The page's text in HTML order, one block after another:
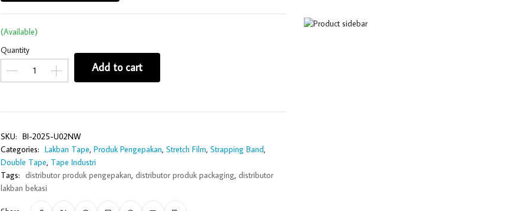
(Available)
Quantity
Add to cart
SKU: BI-2025-U02NW
Categories: Lakban Tape, Produk Pengepakan, Stretch Film, Strapping Band,
Double Tape, Tape Industri
Tags: distributor produk pengepakan, distributor produk packaging, distributor
lakban bekasi